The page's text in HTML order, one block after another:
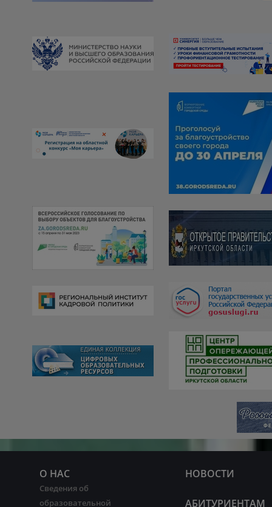
О НАС
Сведения об
образовательной
НОВОСТИ
АБИТУРИЕНТАМ